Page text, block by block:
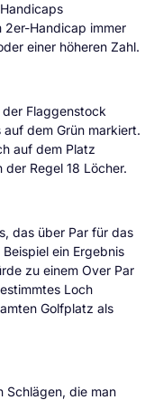
Handicap immer
einer höheren Zahl.
Flaggenstock
dem Grün markiert.
auf dem Platz
Regel 18 Löcher.
das über Par für das
ein Ergebnis
zu einem Over Par
Loch
Golfplatz als
Schlägen, die man